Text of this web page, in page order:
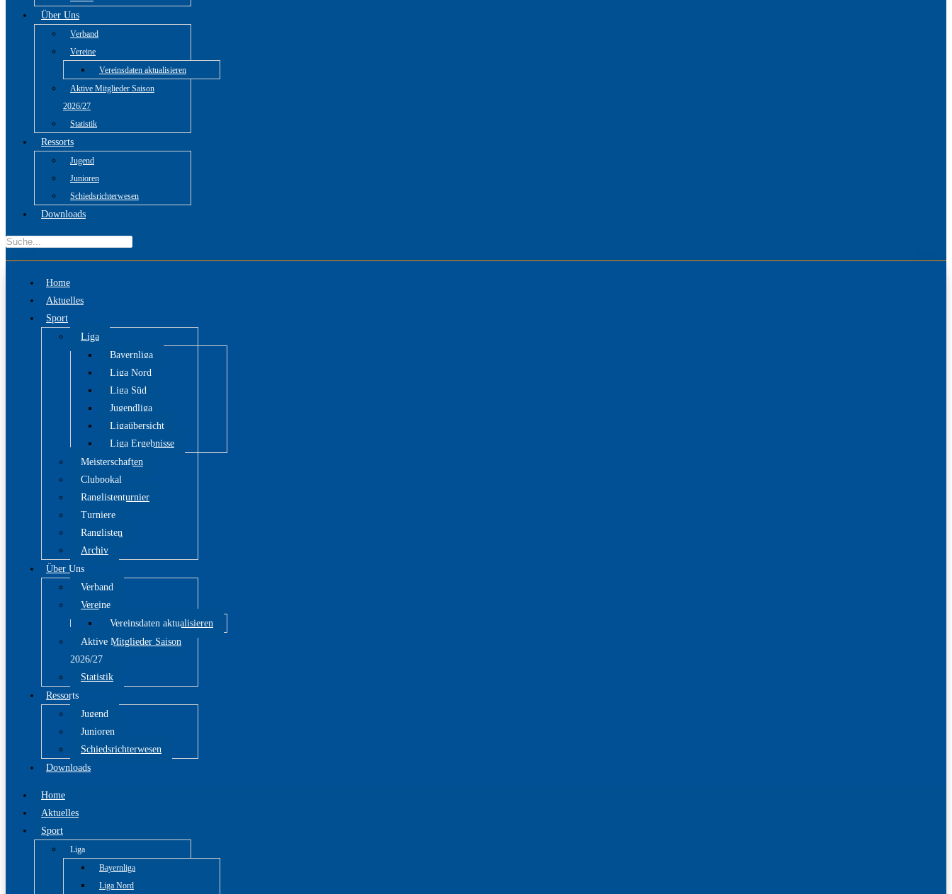
Über Uns
Verband
Vereine
Vereinsdaten aktualisieren
Aktive Mitglieder Saison
2026/27
Statistik
Ressorts
Jugend
Junioren
Schiedsrichterwesen
Downloads
Home
Aktuelles
Sport
Liga
Bayernliga
Liga Nord
Liga Süd
Jugendliga
Ligaübersicht
Liga Ergebnisse
Meisterschaften
Clubpokal
Ranglistenturnier
Turniere
Ranglisten
Archiv
Über Uns
Verband
Vereine
Vereinsdaten aktualisieren
Aktive Mitglieder Saison
2026/27
Statistik
Ressorts
Jugend
Junioren
Schiedsrichterwesen
Downloads
Home
Aktuelles
Sport
Liga
Bayernliga
Liga Nord